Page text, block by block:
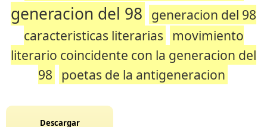
generacion del 98 generacion del 98
caracteristicas literarias movimiento
literario coincidente con la generacion del
98 poetas de la antigeneracion
Descargar